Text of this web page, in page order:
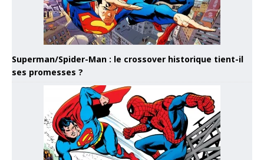
Superman/Spider-Man : le crossover historique tient-il
ses promesses ?